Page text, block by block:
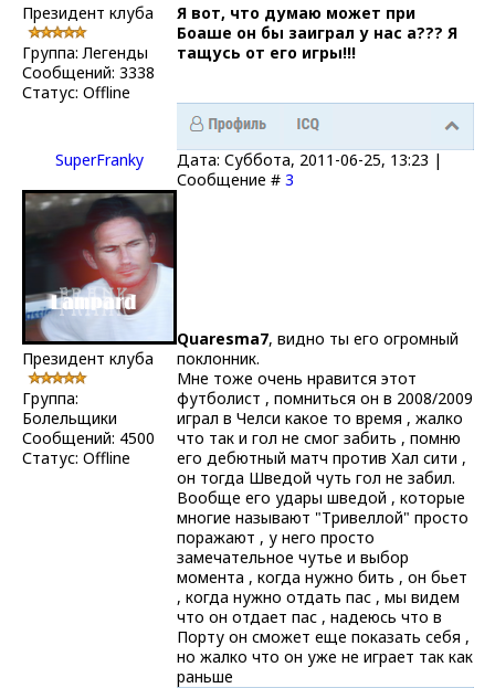
Президент клуба
Группа: Легенды
Сообщений: 3338
Статус: Offline
Я вот, что думаю может при
Боаше он бы заиграл у нас а??? Я
тащусь от его игры!!!
SuperFranky
Дата: Суббота, 2011-06-25, 13:23 |
Сообщение # 3
Президент клуба
Группа:
Болельщики
Сообщений: 4500
Статус: Offline
Quaresma7, видно ты его огромный
поклонник.
Мне тоже очень нравится этот
футболист , помниться он в 2008/2009
играл в Челси какое то время , жалко
что так и гол не смог забить , помню
его дебютный матч против Хал сити ,
он тогда Шведой чуть гол не забил.
Вообще его удары шведой , которые
многие называют "Тривеллой" просто
поражают , у него просто
замечательное чутье и выбор
момента , когда нужно бить , он бьет
, когда нужно отдать пас , мы видем
что он отдает пас , надеюсь что в
Порту он сможет еще показать себя ,
но жалко что он уже не играет так как
раньше